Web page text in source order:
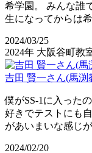
希学園。 みんな誰
生になってからは
2024/03/25
2024年 大阪谷町教
吉田 賢一さん(馬渕
僕がSS-1に入った
好きでテストにも
があいまいな感じ
2024/02/20